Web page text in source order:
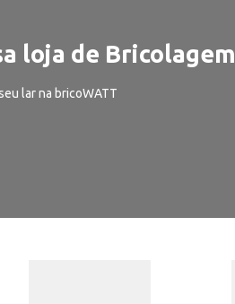
loja de Bricolagem
lar na bricoWATT